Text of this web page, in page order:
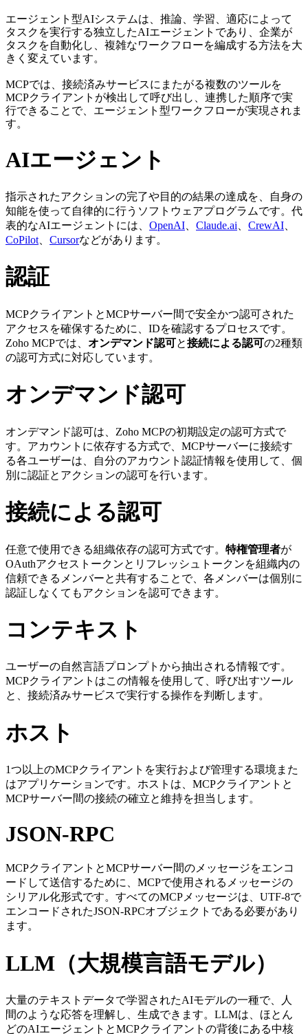
エージェント型AIシステムは、推論、学習、適応によって
タスクを実行する独立したAIエージェントであり、企業が
タスクを自動化し、複雑なワークフローを編成する方法を大
きく変えています。
MCPでは、接続済みサービスにまたがる複数のツールを
MCPクライアントが検出して呼び出し、連携した順序で実
行できることで、エージェント型ワークフローが実現されま
す。
AIエージェント
指示されたアクションの完了や目的の結果の達成を、自身の
知能を使って自律的に行うソフトウェアプログラムです。代
表的なAIエージェントには、 OpenAI Claude.ai CrewAI
CoPilot
Cursorなどがあります。
認証
MCPクライアントとMCPサーバー間で安全かつ認可された
アクセスを確保するために、IDを確認するプロセスです。
Zoho MCPでは、 オンデマンド認可と接続による認可の2種類
の認可方式に対応しています。
オンデマンド認可
オンデマンド認可は、Zoho MCPの初期設定の認可方式で
す。アカウントに依存する方式で、MCPサーバーに接続す
る各ユーザーは、自分のアカウント認証情報を使用して、個
別に認証とアクションの認可を行います。
接続による認可
任意で使用できる組織依存の認可方式です。 特権管理者が
OAuthアクセストークンとリフレッシュトークンを組織内の
信頼できるメンバーと共有することで、各メンバーは個別に
認証しなくてもアクションを認可できます。
コンテキスト
ユーザーの自然言語プロンプトから抽出される情報です。
MCPクライアントはこの情報を使用して、呼び出すツール
と、接続済みサービスで実行する操作を判断します。
ホスト
1つ以上のMCPクライアントを実行および管理する環境また
はアプリケーションです。ホストは、MCPクライアントと
MCPサーバー間の接続の確立と維持を担当します。
JSON-RPC
MCPクライアントとMCPサーバー間のメッセージをエンコ
ードして送信するために、MCPで使用されるメッセージの
シリアル化形式です。すべてのMCPメッセージは、UTF-8で
エンコードされたJSON-RPCオブジェクトである必要があり
ます。
LLM（大規模言語モデル）
大量のテキストデータで学習されたAIモデルの一種で、人
間のような応答を理解し、生成できます。LLMは、ほとん
どのAIエージェントとMCPクライアントの背後にある中核